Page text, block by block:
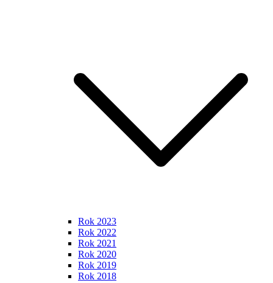
Rok 2023
Rok 2022
Rok 2021
Rok 2020
Rok 2019
Rok 2018